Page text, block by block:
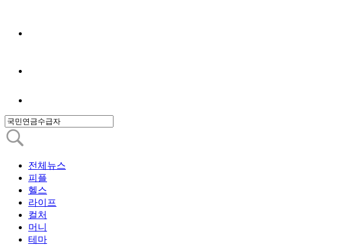
전체뉴스
피플
헬스
라이프
컬처
머니
테마